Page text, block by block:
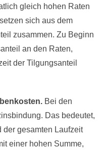
gleich hohen Raten
sich aus dem
zusammen. Zu Beginn
an den Raten,
der Tilgungsanteil
Bei den
Das bedeutet,
gesamten Laufzeit
einer hohen Summe,